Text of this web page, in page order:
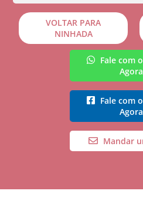
VOLTAR PARA
NINHADA
Fale com
Agora
Fale com
Agora
Mandar